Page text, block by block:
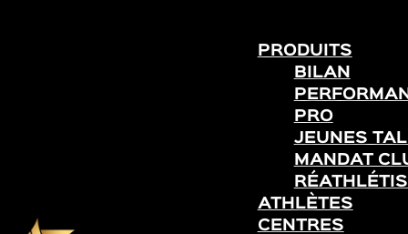
PRODUITS
BILAN
PRO
JEUNES
MANDAT
ATHLÈTES
CENTRES